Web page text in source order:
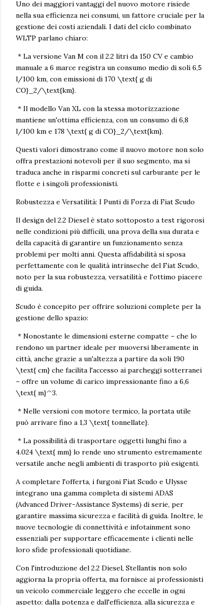
Uno dei maggiori vantaggi del nuovo motore risiede
nella sua efficienza nei consumi, un fattore cruciale per la
gestione dei costi aziendali. I dati del ciclo combinato
WLTP parlano chiaro:
* La versione Van M con il 2.2 litri da 150 CV e cambio
manuale a 6 marce registra un consumo medio di soli 6,5
l/100 km, con emissioni di 170 \text{ g di
CO}_2/\text{km}.
* Il modello Van XL con la stessa motorizzazione
mantiene un'ottima efficienza, con un consumo di 6,8
l/100 km e 178 \text{ g di CO}_2/\text{km}.
Questi valori dimostrano come il nuovo motore non solo
offra prestazioni notevoli per il suo segmento, ma si
traduca anche in risparmi concreti sul carburante per le
flotte e i singoli professionisti.
Robustezza e Versatilità: I Punti di Forza di Fiat Scudo
Il design del 2.2 Diesel è stato sottoposto a test rigorosi
nelle condizioni più difficili, una prova della sua durata e
della capacità di garantire un funzionamento senza
problemi per molti anni. Questa affidabilità si sposa
perfettamente con le qualità intrinseche del Fiat Scudo,
noto per la sua robustezza, versatilità e l'ottimo piacere
di guida.
Scudo è concepito per offrire soluzioni complete per la
gestione dello spazio:
* Nonostante le dimensioni esterne compatte – che lo
rendono un partner ideale per muoversi liberamente in
città, anche grazie a un'altezza a partire da soli 190
\text{ cm} che facilita l'accesso ai parcheggi sotterranei
– offre un volume di carico impressionante fino a 6,6
\text{ m}^3.
* Nelle versioni con motore termico, la portata utile
può arrivare fino a 1,3 \text{ tonnellate}.
* La possibilità di trasportare oggetti lunghi fino a
4.024 \text{ mm} lo rende uno strumento estremamente
versatile anche negli ambienti di trasporto più esigenti.
A completare l'offerta, i furgoni Fiat Scudo e Ulysse
integrano una gamma completa di sistemi ADAS
(Advanced Driver-Assistance Systems) di serie, per
garantire massima sicurezza e facilità di guida. Inoltre, le
nuove tecnologie di connettività e infotainment sono
essenziali per supportare efficacemente i clienti nelle
loro sfide professionali quotidiane.
Con l'introduzione del 2.2 Diesel, Stellantis non solo
aggiorna la propria offerta, ma fornisce ai professionisti
un veicolo commerciale leggero che eccelle in ogni
aspetto: dalla potenza e dall'efficienza, alla sicurezza e